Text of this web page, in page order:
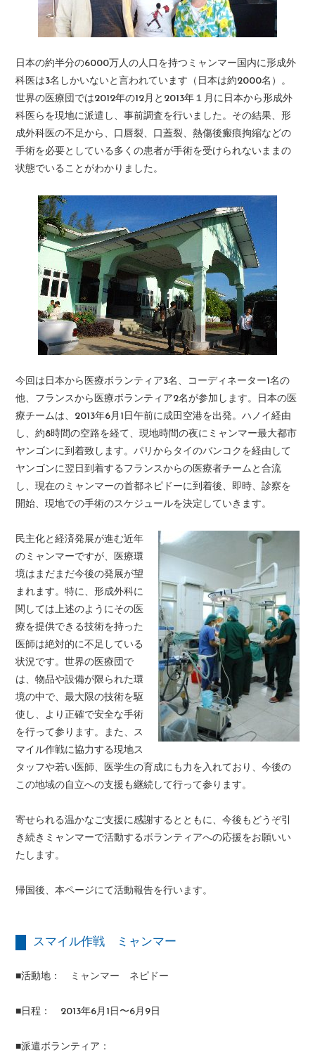
日本の約半分の6000万人の人口を持つミャンマー国内に形成外
科医は3名しかいないと言われています（日本は約2000名）。
世界の医療団では2012年の12月と2013年１月に日本から形成外
科医らを現地に派遣し、事前調査を行いました。その結果、形
成外科医の不足から、口唇裂、口蓋裂、熱傷後瘢痕拘縮などの
手術を必要としている多くの患者が手術を受けられないままの
状態でいることがわかりました。
今回は日本から医療ボランティア3名、コーディネーター1名の
他、フランスから医療ボランティア2名が参加します。日本の医
療チームは、2013年6月1日午前に成田空港を出発。ハノイ経由
し、約8時間の空路を経て、現地時間の夜にミャンマー最大都市
ヤンゴンに到着致します。パリからタイのバンコクを経由して
ヤンゴンに翌日到着するフランスからの医療者チームと合流
し、現在のミャンマーの首都ネピドーに到着後、即時、診察を
開始、現地での手術のスケジュールを決定していきます。
民主化と経済発展が進む近年
のミャンマーですが、医療環
境はまだまだ今後の発展が望
まれます。特に、形成外科に
関しては上述のようにその医
療を提供できる技術を持った
医師は絶対的に不足している
状況です。世界の医療団で
は、物品や設備が限られた環
境の中で、最大限の技術を駆
使し、より正確で安全な手術
を行って参ります。また、ス
マイル作戦に協力する現地ス
タッフや若い医師、医学生の育成にも力を入れており、今後の
この地域の自立への支援も継続して行って参ります。
寄せられる温かなご支援に感謝するとともに、今後もどうぞ引
き続きミャンマーで活動するボランティアへの応援をお願いい
たします。
帰国後、本ページにて活動報告を行います。
スマイル作戦 ミャンマー
■活動地： ミャンマー ネピドー
■日程： 2013年6月1日〜6月9日
■派遣ボランティア：